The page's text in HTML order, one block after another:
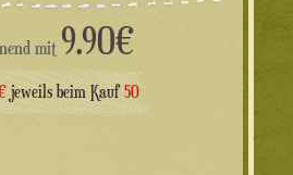
mit 9.90€
jeweils beim Kauf50